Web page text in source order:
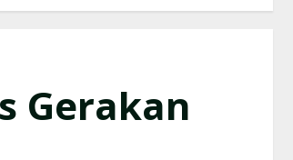
Gerakan